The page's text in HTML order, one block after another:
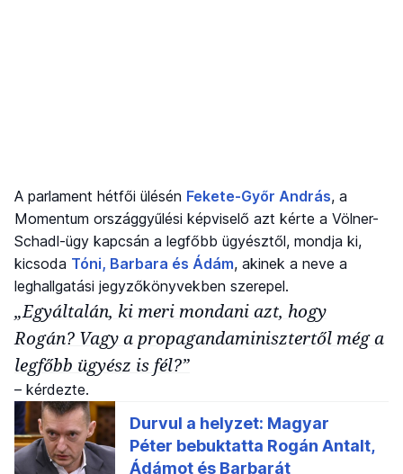
A parlament hétfői ülésén Fekete-Győr András, a
Momentum országgyűlési képviselő azt kérte a Völner-
Schadl-ügy kapcsán a legfőbb ügyésztől, mondja ki,
kicsoda Tóni, Barbara és Ádám, akinek a neve a
leghallgatási jegyzőkönyvekben szerepel.
„Egyáltalán, ki meri mondani azt, hogy
Rogán? Vagy a propagandaminisztertől még a
legfőbb ügyész is fél?”
– kérdezte.